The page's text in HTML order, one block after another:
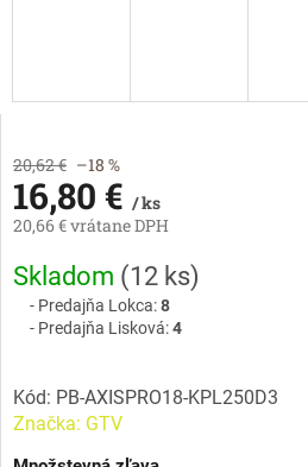
20,62 € –18 %
16,80 € / ks
20,66 € vrátane DPH
Jednotková
cena:
Skladom (12 ks)
Predajňa Lokca:8
Predajňa Lisková:4
Kód: PB-AXISPRO18-KPL250D3
Značka: GTV